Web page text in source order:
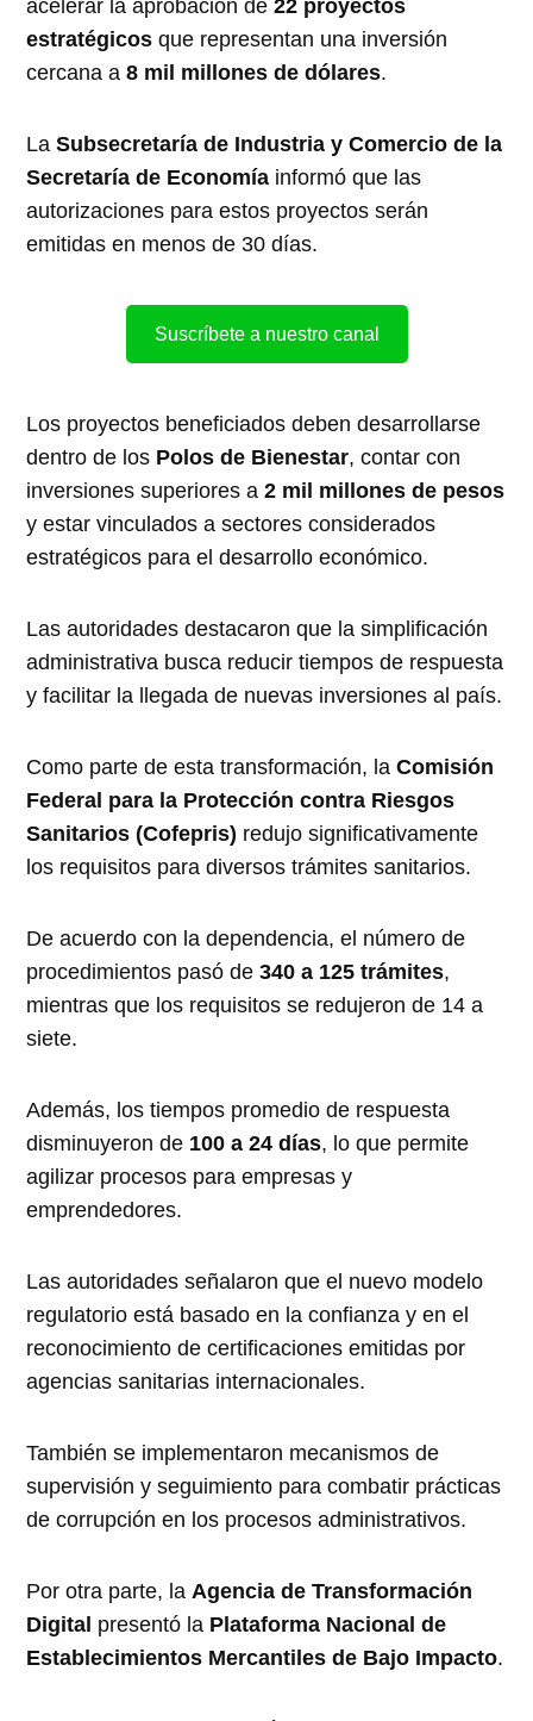
acelerar la aprobación de22 proyectos
estratégicos que representan una inversión
cercana a8 mil millones de dólares.
LaSubsecretaría de Industria y Comercio de la
Secretaría de Economía informó que las
autorizaciones para estos proyectos serán
emitidas en menos de 30 días.
Suscríbete a nuestro canal
Los proyectos beneficiados deben desarrollarse
dentro de los Polos de Bienestar, contar con
inversiones superiores a2 mil millones de pesos
y estar vinculados a sectores considerados
estratégicos para el desarrollo económico.
Las autoridades destacaron que la simplificación
administrativa busca reducir tiempos de respuesta
y facilitar la llegada de nuevas inversiones al país.
Como parte de esta transformación, laComisión
Federal para la Protección contra Riesgos
Sanitarios (Cofepris) redujo significativamente
los requisitos para diversos trámites sanitarios.
De acuerdo con la dependencia, el número de
procedimientos pasó de340 a 125 trámites,
mientras que los requisitos se redujeron de 14 a
siete.
Además, los tiempos promedio de respuesta
disminuyeron de 100 a 24 días, lo que permite
agilizar procesos para empresas y
emprendedores.
Las autoridades señalaron que el nuevo modelo
regulatorio está basado en la confianza y en el
reconocimiento de certificaciones emitidas por
agencias sanitarias internacionales.
También se implementaron mecanismos de
supervisión y seguimiento para combatir prácticas
de corrupción en los procesos administrativos.
Por otra parte, la Agencia de Transformación
Digital presentó la Plataforma Nacional de
Establecimientos Mercantiles de Bajo Impacto.